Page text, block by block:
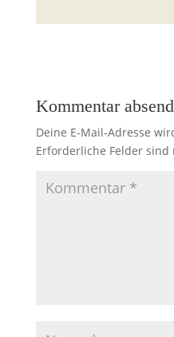
Kommentar
Deine E-Mail-Adresse
Erforderliche Felder sind